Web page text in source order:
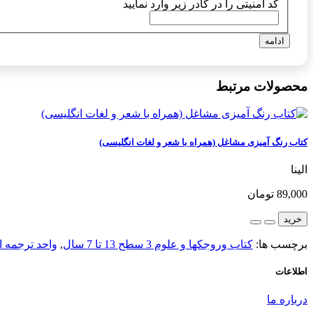
کد امنیتی را در کادر زیر وارد نمایید
ادامه
محصولات مرتبط
کتاب رنگ آمیزی مشاغل (همراه با شعر و لغات انگلیسی)
الینا
89,000 تومان
خرید
برچسب ها: کتاب وروجکها و علوم 3 سطح 13 تا 7 سال , واحد ترجمه
اطلاعات
درباره ما